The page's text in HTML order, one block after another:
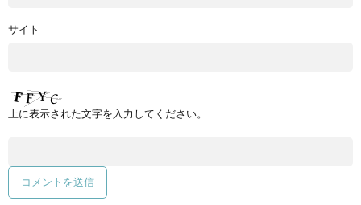
サイト
上に表示された文字を入力してください。